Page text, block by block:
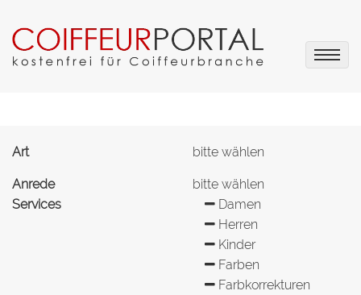
Art bitte wählen
Anrede
bitte wählen
Services
Damen
Herren
Kinder
Farben
Farbkorrekturen